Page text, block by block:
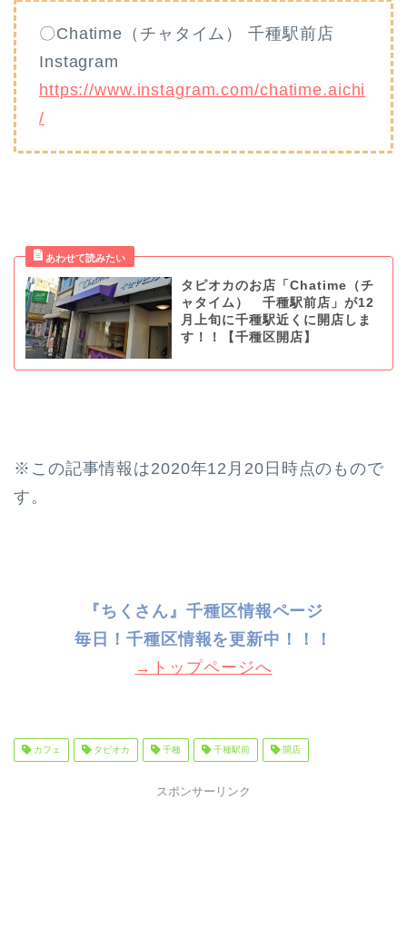
〇Chatime（チャタイム） 千種駅前店
Instagram
https://www.instagram.com/chatime.aichi
/
タピオカのお店「Chatime（チ
ャタイム） 千種駅前店」が12
月上旬に千種駅近くに開店しま
す！！【千種区開店】
※この記事情報は2020年12月20日時点のもので
す。
『ちくさん』千種区情報ページ
毎日！千種 区情報を更新中！！！
→トップページへ
カフェ タピオカ 千種 千種駅前 開店
スポンサーリンク